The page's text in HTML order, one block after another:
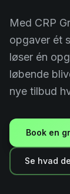
CRP
Med CRP
opgaver ét
løser én
løbende
nye tilbud
Book en
Se hvad